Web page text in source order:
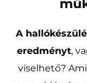
A
eredményt,
viselhető?